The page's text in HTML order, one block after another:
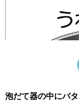
泡だて器の中にバ